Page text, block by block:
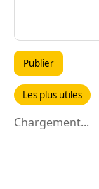
Publier
Les plus utiles
Chargement...